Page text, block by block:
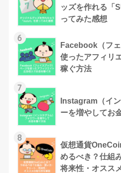
ッズを作れる「
ってみた感想
6
Facebook（フ
使ったアフィリ
稼ぐ方法
7
Instagram（イ
ーを増やしてお
8
仮想通貨
めるべき？仕組
将来性・オスス